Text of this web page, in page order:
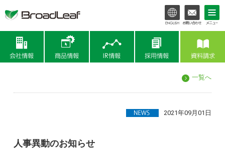
商品情報
一覧へ
2021年09月01日
人事異動のお知らせ